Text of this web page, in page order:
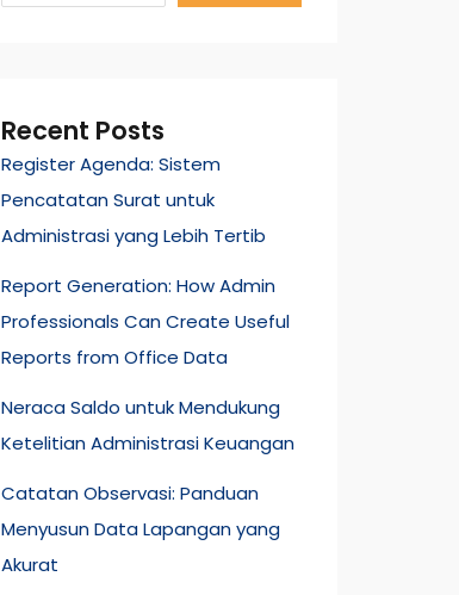
Recent Posts
Register Agenda: Sistem
Pencatatan Surat untuk
Administrasi yang Lebih Tertib
Report Generation: How Admin
Professionals Can Create Useful
Reports from Office Data
Neraca Saldo untuk Mendukung
Ketelitian Administrasi Keuangan
Catatan Observasi: Panduan
Menyusun Data Lapangan yang
Akurat